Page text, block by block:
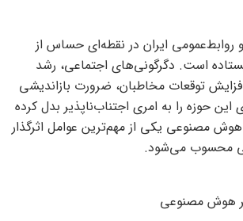
و روابط‌عمومی ایران در نقطه‌ای حساس از
است. دگرگونی‌های اجتماعی، رشد
توقعات مخاطبان، ضرورت بازاندیشی
این حوزه را به امری اجتناب‌ناپذیر بدل کرده
مصنوعی یکی از مهم‌ترین عوامل اثرگذار
محسوب می‌شود.
هوش مصنوعی